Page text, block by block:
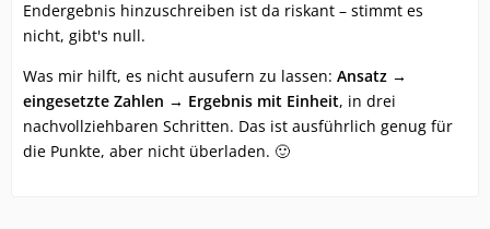
Endergebnis hinzuschreiben ist da riskant – stimmt es
nicht, gibt's null.
Was mir hilft, es nicht ausufern zu lassen: Ansatz →
eingesetzte Zahlen → Ergebnis mit Einheit, in drei
nachvollziehbaren Schritten. Das ist ausführlich genug für
die Punkte, aber nicht überladen. 🙂